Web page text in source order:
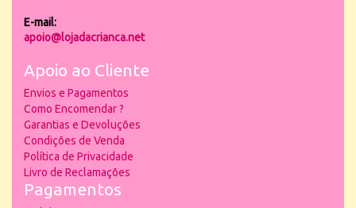
E-mail:
apoio@lojadacrianca.net
Apoio ao Cliente
Envios e Pagamentos
Como Encomendar ?
Garantias e Devoluções
Condições de Venda
Política de Privacidade
Livro de Reclamações
Pagamentos